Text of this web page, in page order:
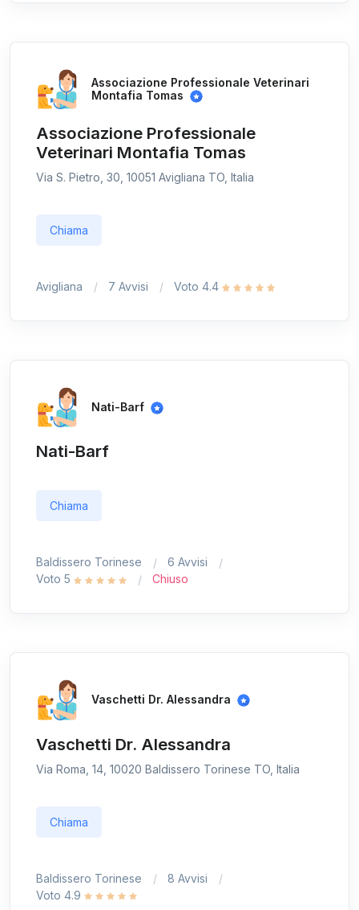
Associazione Professionale Veterinari
Montafia Tomas
Associazione Professionale
Veterinari Montafia Tomas
Via S. Pietro, 30, 10051 Avigliana TO, Italia
Chiama
Avigliana 7 Avvisi Voto 4.4
Nati-Barf
Nati-Barf
Chiama
Baldissero Torinese
6 Avvisi
Voto 5
Chiuso
Vaschetti Dr. Alessandra
Vaschetti Dr. Alessandra
Via Roma, 14, 10020 Baldissero Torinese TO, Italia
Chiama
Baldissero Torinese
8 Avvisi
Voto 4.9